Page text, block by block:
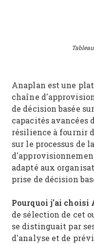
Anaplan est une
chaîne
de décision basée
capacités avancées
résilience à fournir
sur le processus de
adapté aux
prise de décision
Pourquoi j'ai choisi
de sélection de cet
se distinguait par
d'analyse et de